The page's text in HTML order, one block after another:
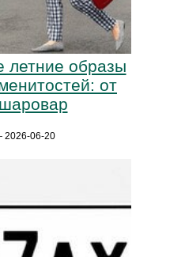
летние образы
от
2026-06-20